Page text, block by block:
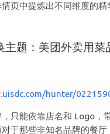
页中提炼出不同维度的
主题：美团外卖用菜
hunter/
只能依靠店名和 Logo，
于那些非知名品牌的餐